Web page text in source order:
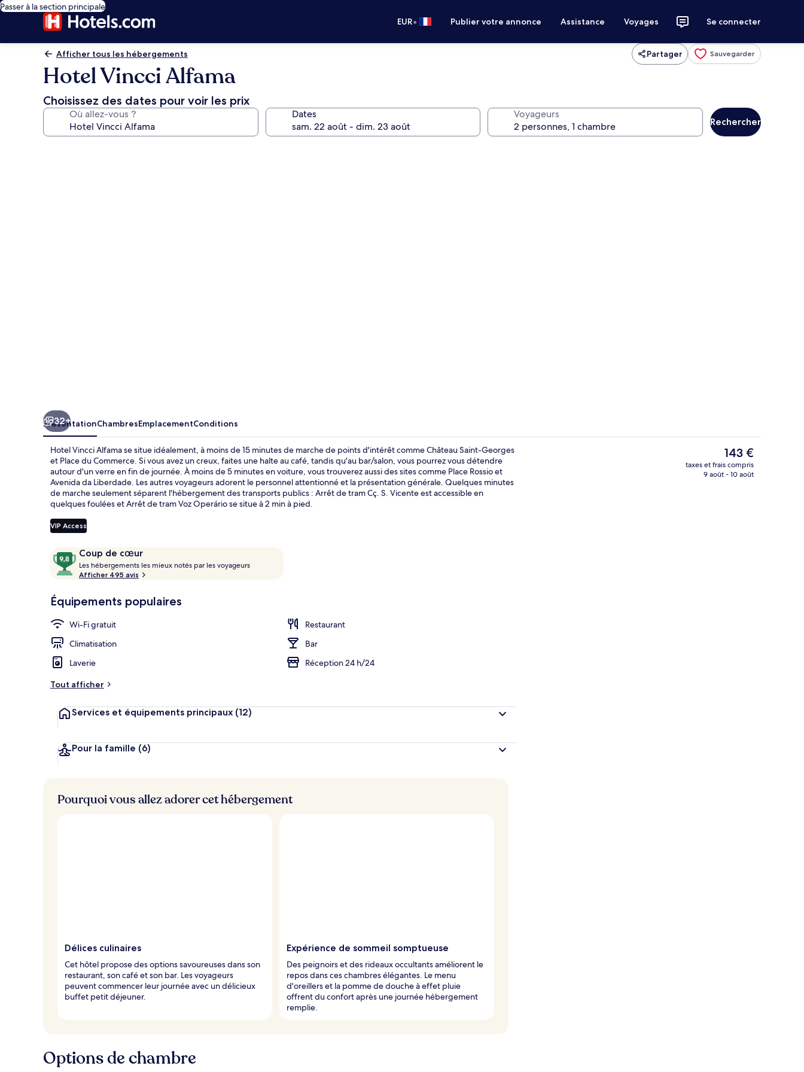
Passer à la section principale
EUR• Publier votre annonce Assistance Voyages Se connecter
Afficher tous les hébergements Partager Sauvegarder
Hotel Vincci Alfama
Choisissez des dates pour voir les prix
Où allez-vous ? Dates Voyageurs
Rechercher
Bar lounge
32+
PrésentationChambresEmplacementConditions
Hotel Vincci Alfama se situe idéalement, à moins de 15 minutes de marche de points d'intérêt comme Château Saint-Georges
et Place du Commerce. Si vous avez un creux, faites une halte au café, tandis qu'au bar/salon, vous pourrez vous détendre
autour d'un verre en fin de journée. À moins de 5 minutes en voiture, vous trouverez aussi des sites comme Place Rossio et
Avenida da Liberdade. Les autres voyageurs adorent le personnel attentionné et la présentation générale. Quelques minutes
de marche seulement séparent l'hébergement des transports publics : Arrêt de tram Cç. S. Vicente est accessible en
quelques foulées et Arrêt de tram Voz Operário se situe à 2 min à pied.
VIP Access
Avis
voyageurs
Coup de cœur
9,8
sur
10,
de
Les hébergements les mieux notés par les voyageurs
n
i
l
s
Afficher 495 avis
Équipements populaires
Wi-Fi gratuit
Restaurant
Climatisation
Bar
Laverie
Réception 24 h/24
Tout afficher
Services et équipements principaux (12)
Pour la famille (6)
Le
prix
actuel
143 €
taxes et frais compris
9 août - 10 août
Pourquoi vous allez adorer cet hébergement
Délices culinaires
Cet hôtel propose des options savoureuses dans son
restaurant, son café et son bar. Les voyageurs
peuvent commencer leur journée avec un délicieux
buffet petit déjeuner.
Expérience de sommeil somptueuse
Des peignoirs et des rideaux occultants améliorent le
repos dans ces chambres élégantes. Le menu
d'oreillers et la pomme de douche à effet pluie
offrent du confort après une journée hébergement
remplie.
Options de chambre